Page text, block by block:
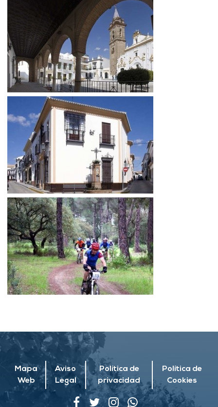
Mapa
Web
Aviso
Legal
Política de
privacidad
Política de
Cookies